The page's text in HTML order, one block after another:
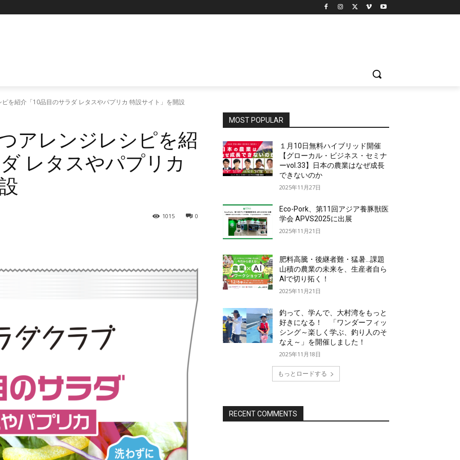
を紹介​「10品目のサラダ レタスやパプリカ 特設サイト」を開設
アレンジレシピを紹
レタスやパプリカ
0
1015
MOST POPULAR
１月10日無料ハイブリッド開催
【グローカル・ビジネス・セミナ
ーvol.33】日本の農業はなぜ成長
できないのか
2025年11月27日
Eco-Pork、第11回アジア養豚獣医
学会 APVS2025に出展
2025年11月21日
肥料高騰・後継者難・猛暑…課題
山積の農業の未来を、生産者自ら
AIで切り拓く！
2025年11月21日
釣って、学んで、大村湾をもっと
好きになる！ 「ワンダーフィッ
シング～楽しく学ぶ、釣り人のそ
なえ～」を開催しました！
2025年11月18日
もっとロードする
RECENT COMMENTS